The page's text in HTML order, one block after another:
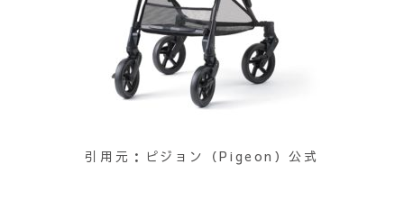
引用元：ピジョン（Pigeon）公式